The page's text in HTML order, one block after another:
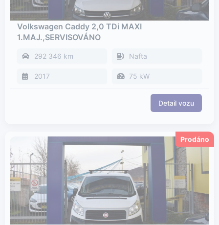
Volkswagen Caddy 2,0 TDi MAXI
1.MAJ.,SERVISOVÁNO
292 346 km Nafta
2017 75 kW